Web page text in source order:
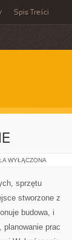
Spis Treści
WYŁĄCZONA
sprzętu
stworzone z
budowa, i
prac